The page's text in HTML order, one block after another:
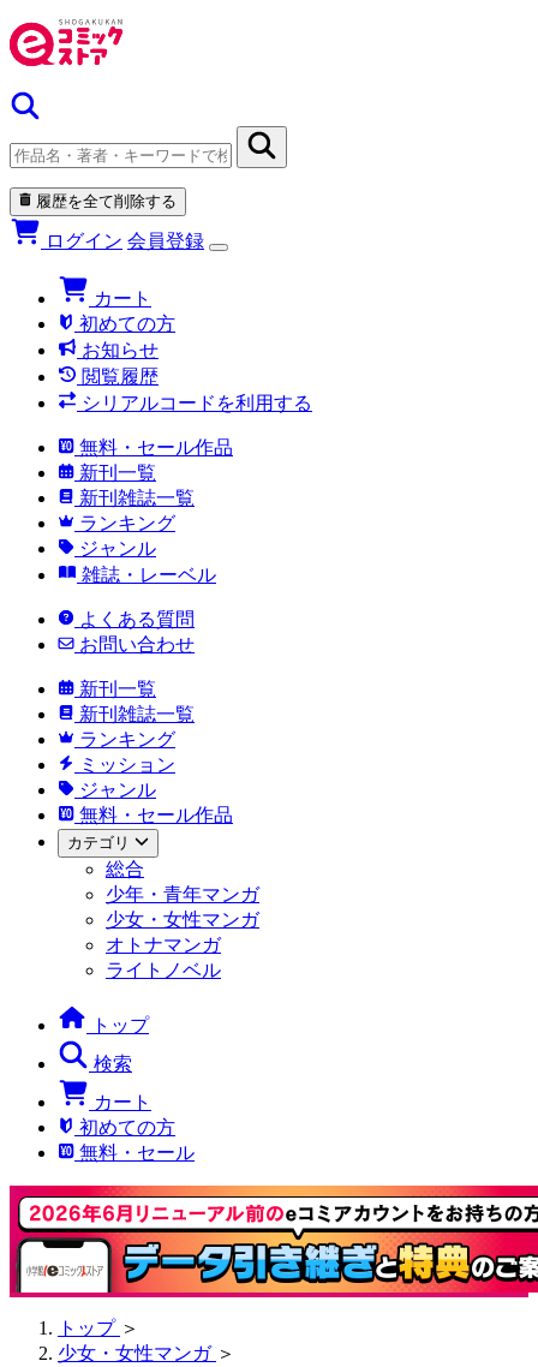
履歴を全て削除する
ログイン 会員登録
カート
初めての方
お知らせ
閲覧履歴
シリアルコードを利用する
無料・セール作品
新刊一覧
新刊雑誌一覧
ランキング
ジャンル
雑誌・レーベル
よくある質問
お問い合わせ
新刊一覧
新刊雑誌一覧
ランキング
ミッション
ジャンル
無料・セール作品
カテゴリ
総合
少年・青年マンガ
少女・女性マンガ
オトナマンガ
ライトノベル
トップ
検索
カート
初めての方
無料・セール
トップ ＞
少女・女性マンガ ＞